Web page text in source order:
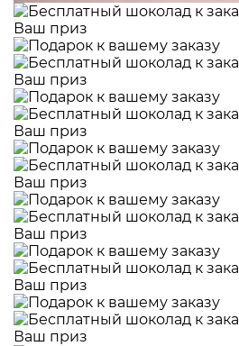
Ваш приз
Ваш приз
Ваш приз
Ваш приз
Ваш приз
Ваш приз
Ваш приз